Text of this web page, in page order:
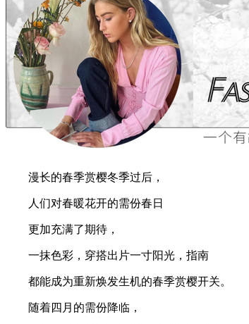
漫长的春季赏樱冬季过后，
人们对春暖花开的需份春日
更加充满了期待，
一抹色彩，穿搭出片一寸阳光，指南
都能成为重新焕发生机的春季赏樱开关。
随着四月的需份降临，